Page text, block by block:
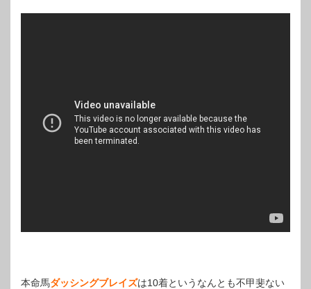
本命馬ダッシングブレイズは10着というなんとも不甲斐ない